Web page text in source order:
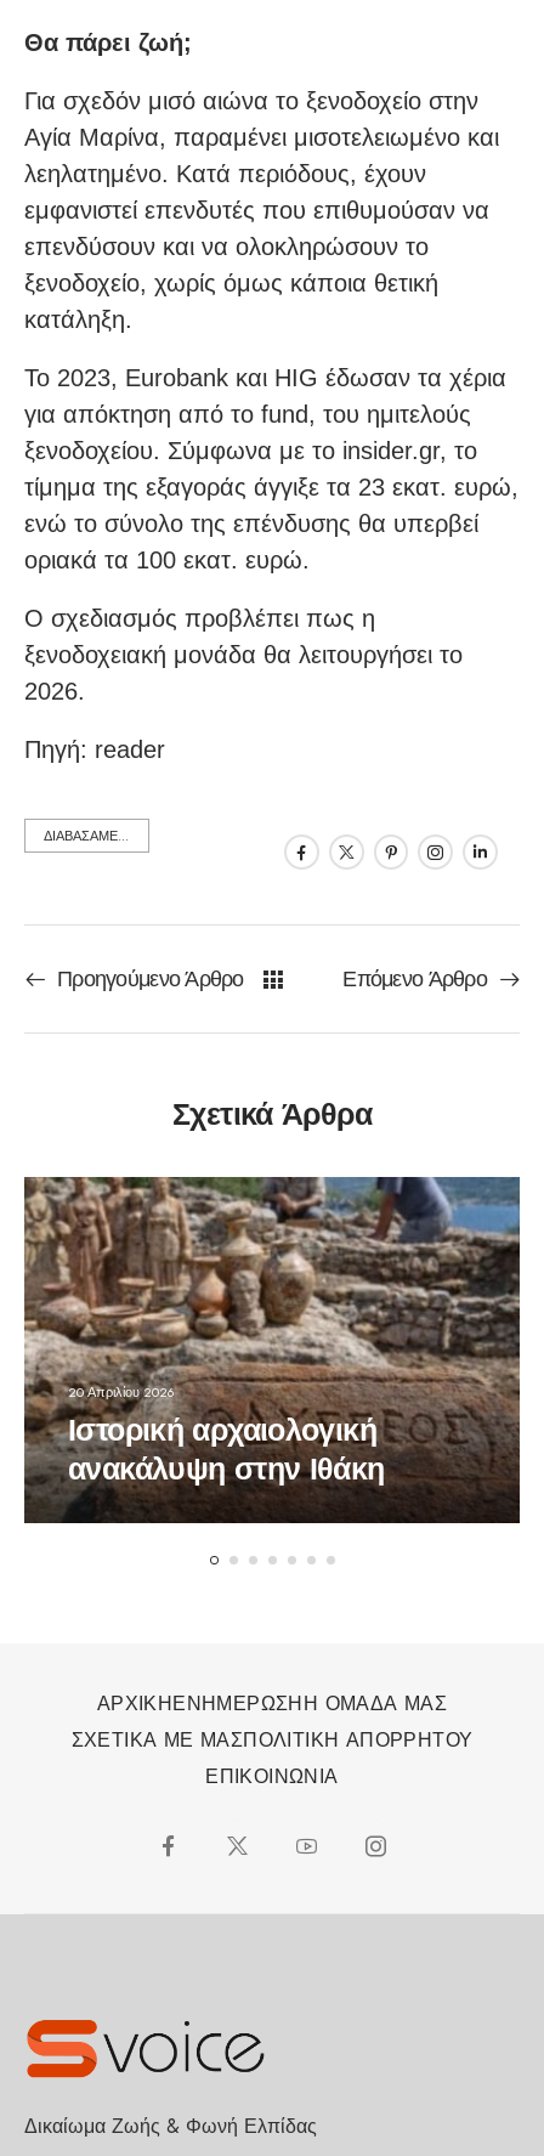
Θα πάρει ζωή;
Για σχεδόν μισό αιώνα το ξενοδοχείο στην
Αγία Μαρίνα, παραμένει μισοτελειωμένο και
λεηλατημένο. Κατά περιόδους, έχουν
εμφανιστεί επενδυτές που επιθυμούσαν να
επενδύσουν και να ολοκληρώσουν το
ξενοδοχείο, χωρίς όμως κάποια θετική
κατάληξη.
Το 2023, Eurobank και HIG έδωσαν τα χέρια
για απόκτηση από το fund, του ημιτελούς
ξενοδοχείου. Σύμφωνα με το insider.gr, το
τίμημα της εξαγοράς άγγιξε τα 23 εκατ. ευρώ,
ενώ το σύνολο της επένδυσης θα υπερβεί
οριακά τα 100 εκατ. ευρώ.
Ο σχεδιασμός προβλέπει πως η
ξενοδοχειακή μονάδα θα λειτουργήσει το
2026.
Πηγή: reader
ΔΙΑΒΑΣΑΜΕ...
Προηγούμενο Άρθρο Επόμενο Άρθρο
Σχετικά Άρθρα
20 Απριλίου 2026
Ιστορική αρχαιολογική
ανακάλυψη στην Ιθάκη
ΑΡΧΙΚΗΕΝΗΜΕΡΩΣΗΗ ΟΜΑΔΑ ΜΑΣ
ΣΧΕΤΙΚΑ ΜΕ ΜΑΣΠΟΛΙΤΙΚΗ ΑΠΟΡΡΗΤΟΥ
ΕΠΙΚΟΙΝΩΝΙΑ
Δικαίωμα Ζωής & Φωνή Ελπίδας